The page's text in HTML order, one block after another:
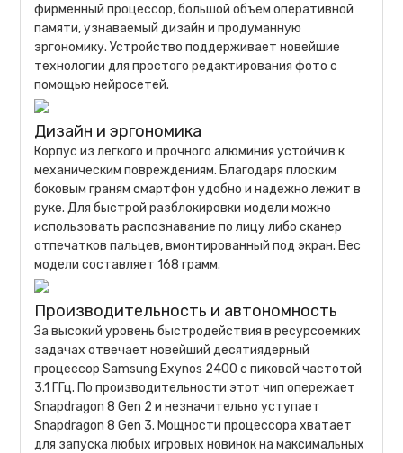
фирменный процессор, большой объем оперативной
памяти, узнаваемый дизайн и продуманную
эргономику. Устройство поддерживает новейшие
технологии для простого редактирования фото с
помощью нейросетей.
Дизайн и эргономика
Корпус из легкого и прочного алюминия устойчив к
механическим повреждениям. Благодаря плоским
боковым граням смартфон удобно и надежно лежит в
руке. Для быстрой разблокировки модели можно
использовать распознавание по лицу либо сканер
отпечатков пальцев, вмонтированный под экран. Вес
модели составляет 168 грамм.
Производительность и автономность
За высокий уровень быстродействия в ресурсоемких
задачах отвечает новейший десятиядерный
процессор Samsung Exynos 2400 с пиковой частотой
3.1 ГГц. По производительности этот чип опережает
Snapdragon 8 Gen 2 и незначительно уступает
Snapdragon 8 Gen 3. Мощности процессора хватает
для запуска любых игровых новинок на максимальных